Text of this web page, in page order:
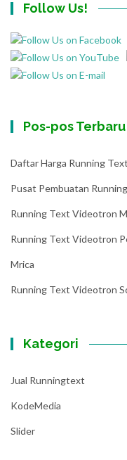
Follow Us!
Pos-pos Terbaru
Daftar Harga Running
Pusat Pembuatan
Running Text Videotron
Running Text Videotron
Mrica
Running Text Videotron
Kategori
Jual Runningtext
KodeMedia
Slider